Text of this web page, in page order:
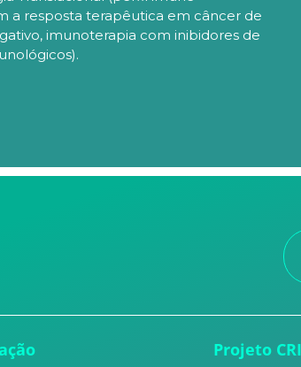
a resposta terapêutica em câncer de
imunoterapia com inibidores de
Projeto